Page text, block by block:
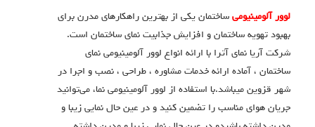
لوور آلومینیومی ساختمان یکی از بهترین راهکارهای مدرن برای
بهبود تهویه ساختمان و افزایش جذابیت نمای ساختمان است.
شرکت آریا نمای آترا با ارائه انواع لوور آلومینیومی نمای
ساختمان ، آماده ارائه خدمات مشاوره ، طراحی ، نصب و اجرا در
شهر قزوین میباشد.با استفاده از لوور آلومینیومی نما، می‌توانید
جریان هوای مناسب را تضمین کنید و در عین حال نمایی زیبا و